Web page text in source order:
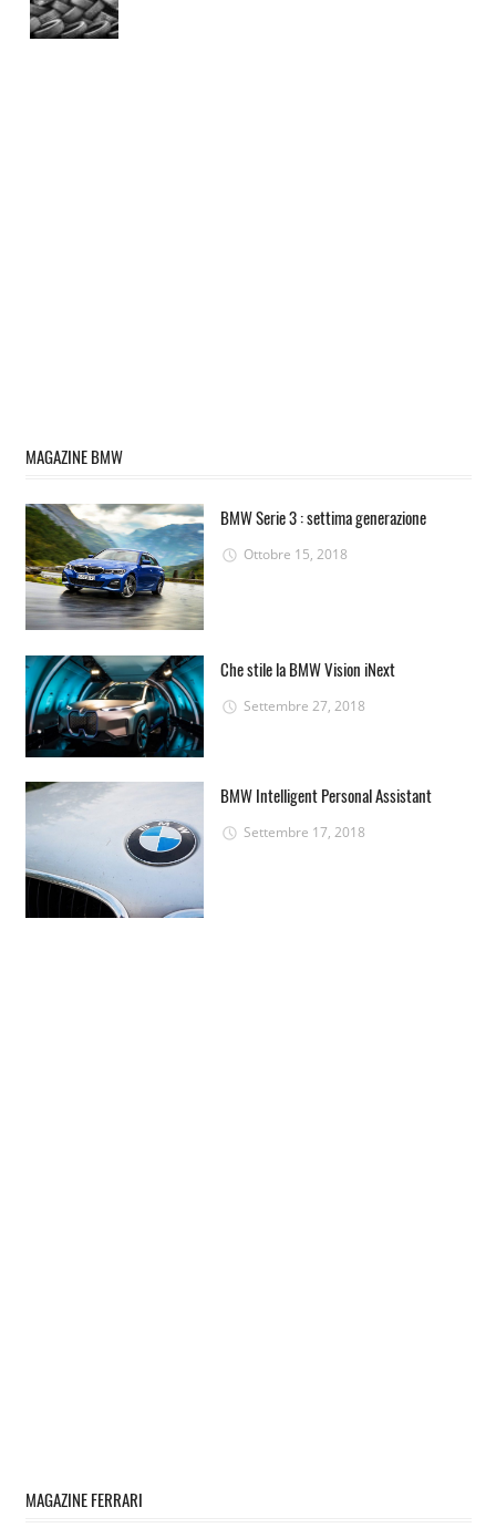
MAGAZINE BMW
BMW Serie 3 : settima generazione
Ottobre 15, 2018
Che stile la BMW Vision iNext
Settembre 27, 2018
BMW Intelligent Personal Assistant
Settembre 17, 2018
MAGAZINE FERRARI